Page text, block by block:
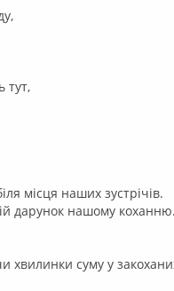
тут,
мiсця наших зустрiчiв.
дарунок нашому
хвилинки суму у